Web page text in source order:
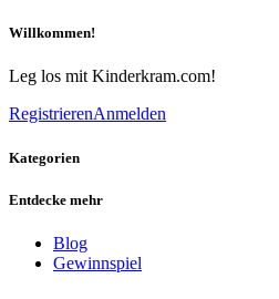
Willkommen!
Leg los mit Kinderkram.com!
RegistrierenAnmelden
Kategorien
Entdecke mehr
Blog
Gewinnspiel